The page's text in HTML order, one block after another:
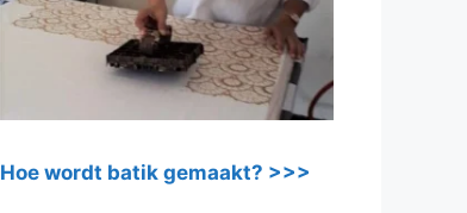
Hoe wordt batik gemaakt? >>>